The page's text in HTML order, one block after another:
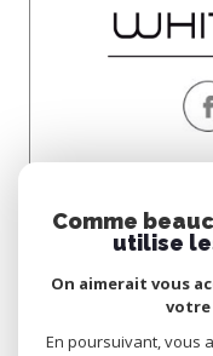
© 2026 | TOUS DROITS
Comme
utilise
On aimerait vous
votre
En poursuivant, vous